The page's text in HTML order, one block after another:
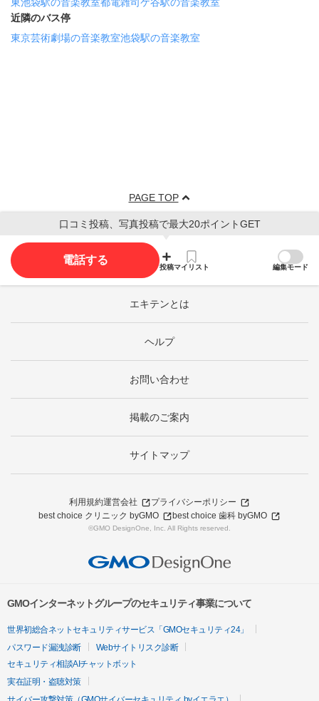
近隣のバス停
東京芸術劇場の音楽教室池袋駅の音楽教室
PAGE TOP
口コミ投稿、写真投稿で最大20ポイントGET
電話する
投稿マイリスト 編集モード
エキテンとは
ヘルプ
お問い合わせ
掲載のご案内
サイトマップ
利用規約運営会社
プライバシーポリシー
best choice クリニック byGMO
best choice 歯科 byGMO
©GMO DesignOne, Inc. All Rights reserved.
GMOインターネットグループのセキュリティ事業について
世界初総合ネットセキュリティサービス「GMOセキュリティ24」
パスワード漏洩診断
Webサイトリスク診断
セキュリティ相談AIチャットボット
実在証明・盗聴対策